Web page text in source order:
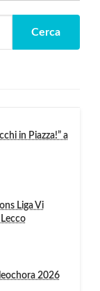
in Piazza!” a
Liga Vi
2026